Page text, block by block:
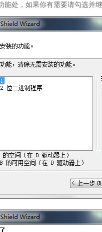
处，如果你有需要请勾选并继